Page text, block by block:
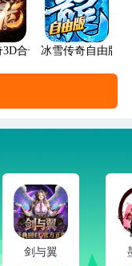
3D合击版冰雪传奇自由版
剑与翼